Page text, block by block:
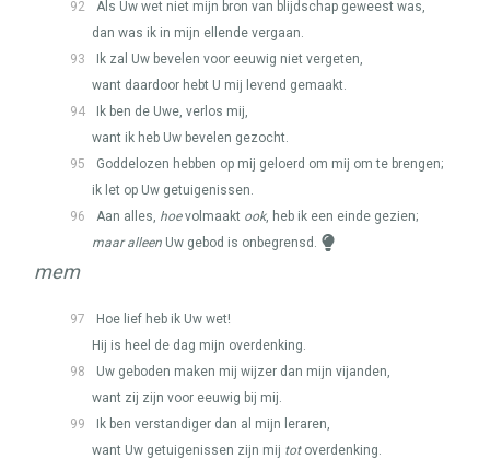
92
Als Uw wet niet mijn bron van blijdschap geweest was,
dan was ik in mijn ellende vergaan.
93
Ik zal Uw bevelen voor eeuwig niet vergeten,
want daardoor hebt U mij levend gemaakt.
94
Ik ben de Uwe, verlos mij,
want ik heb Uw bevelen gezocht.
95
Goddelozen hebben op mij geloerd om mij om te brengen;
ik let op Uw getuigenissen.
96
Aan alles, hoevolmaakt ook, heb ik een einde gezien;
maar alleen Uw gebod is onbegrensd.
mem
97
Hoe lief heb ik Uw wet!
Hij is heel de dag mijn overdenking.
98
Uw geboden maken mij wijzer dan mijn vijanden,
want zij zijn voor eeuwig bij mij.
99
Ik ben verstandiger dan al mijn leraren,
want Uw getuigenissen zijn mij totoverdenking.